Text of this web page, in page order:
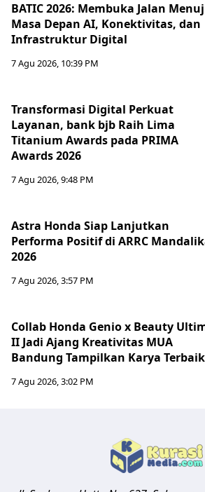
BATIC 2026: Membuka Jalan
Masa Depan AI, Konektivitas, dan
Infrastruktur Digital
7 Agu 2026, 10:39 PM
Transformasi Digital Perkuat
Layanan, bank bjb Raih Lima
Titanium Awards pada PRIMA
Awards 2026
7 Agu 2026, 9:48 PM
Astra Honda Siap Lanjutkan
Performa Positif di ARRC
2026
7 Agu 2026, 3:57 PM
Collab Honda Genio x Beauty
II Jadi Ajang Kreativitas MUA
Bandung Tampilkan Karya Terbaik
7 Agu 2026, 3:02 PM